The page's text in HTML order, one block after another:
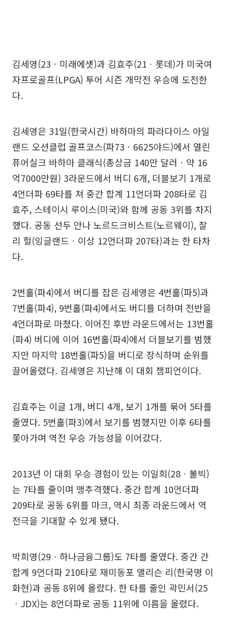
김세영(23ㆍ미래에셋)과 김효주(21ㆍ롯데)가 미국여
자프로골프(LPGA) 투어 시즌 개막전 우승에 도전한
다.
김세영은 31일(한국시간) 바하마의 파라다이스 아일
랜드 오션클럽 골프코스(파73ㆍ6625야드)에서 열린
퓨어실크 바하마 클래식(총상금 140만 달러ㆍ약 16
억7000만원) 3라운드에서 버디 6개, 더블보기 1개로
4언더파 69타를 쳐 중간 합계 11언더파 208타로 김
효주, 스테이시 루이스(미국)와 함께 공동 3위를 차지
했다. 공동 선두 안나 노르드크비스트(노르웨이), 찰
리 헐(잉글랜드ㆍ이상 12언더파 207타)과는 한 타차
다.
2번홀(파4)에서 버디를 잡은 김세영은 4번홀(파5)과
7번홀(파4), 9번홀(파4)에서도 버디를 더하며 전반을
4언더파로 마쳤다. 이어진 후반 라운드에서는 13번홀
(파4) 버디에 이어 16번홀(파4)에서 더블보기를 범했
지만 마지막 18번홀(파5)을 버디로 장식하며 순위를
끌어올렸다. 김세영은 지난해 이 대회 챔피언이다.
김효주는 이글 1개, 버디 4개, 보기 1개를 묶어 5타를
줄였다. 5번홀(파3)에서 보기를 범했지만 이후 6타를
쫓아가며 역전 우승 가능성을 이어갔다.
2013년 이 대회 우승 경험이 있는 이일희(28ㆍ볼빅)
는 7타를 줄이며 맹추격했다. 중간 합계 10언더파
209타로 공동 6위를 마크, 역시 최종 라운드에서 역
전극을 기대할 수 있게 됐다.
박희영(29ㆍ하나금융그룹)도 7타를 줄였다. 중간 간
합계 9언더파 210타로 재미동포 앨리슨 리(한국명 이
화현)과 공동 8위에 올랐다. 한 타를 줄인 곽민서(25
ㆍJDX)는 8언더파로 공동 11위에 이름을 올렸다.